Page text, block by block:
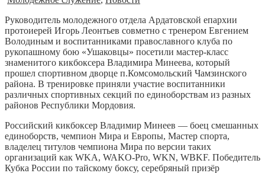
Руководитель молодежного отдела Ардатовской епархии
протоиерей Игорь Леонтьев совметно с тренером Евгением
Володиным и воспитанниками православного клуба по
рукопашному бою «Ушаковцы» посетили мастер-класс
знаменитого кикбоксера Владимира Минеева, который
прошел спортивном дворце п.Комсомольский Чамзинского
района. В тренировке приняли участие воспитанники
различных спортивных секций по единоборствам из разных
районов Республики Мордовия.
Российский кикбоксер Владимир Минеев — боец смешанных
единоборств, чемпион Мира и Европы, Мастер спорта,
владелец титулов чемпиона Мира по версии таких
организаций как WKA, WAKO-Pro, WKN, WBKF. Победитель
Кубка России по тайскому боксу, серебряный призёр